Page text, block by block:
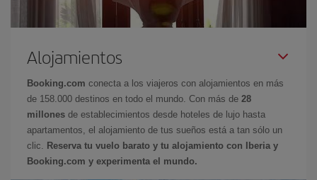
Alojamientos
Booking.com conecta a los viajeros con alojamientos en más
de 158.000 destinos en todo el mundo. Con más de 28
millones de establecimientos desde hoteles de lujo hasta
apartamentos, el alojamiento de tus sueños está a tan sólo un
clic.
Reserva tu vuelo barato y tu alojamiento con Iberia y
Booking.com y experimenta el mundo.